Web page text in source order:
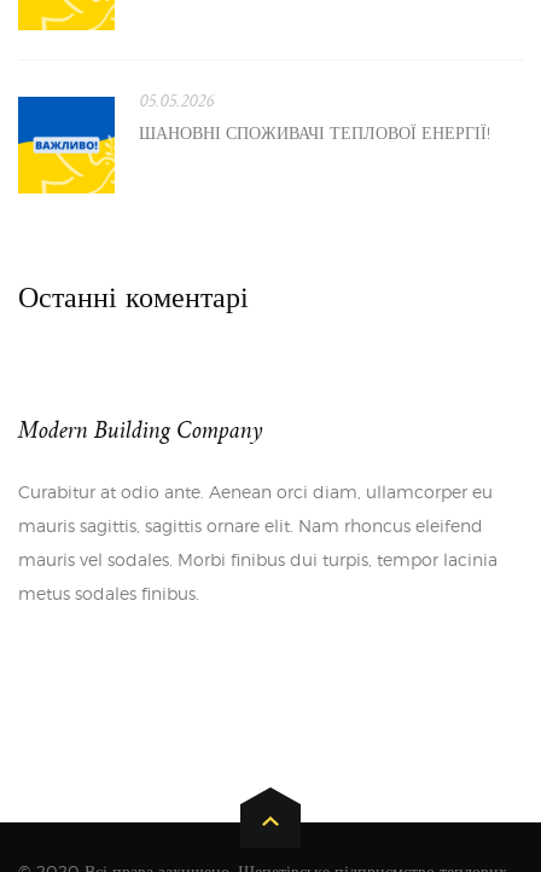
05.05.2026
ШАНОВНІ СПОЖИВАЧІ ТЕПЛОВОЇ ЕНЕРГІЇ!
Останні коментарі
Modern Building Company
Curabitur at odio ante. Aenean orci diam, ullamcorper eu
mauris sagittis, sagittis ornare elit. Nam rhoncus eleifend
mauris vel sodales. Morbi finibus dui turpis, tempor lacinia
metus sodales finibus.